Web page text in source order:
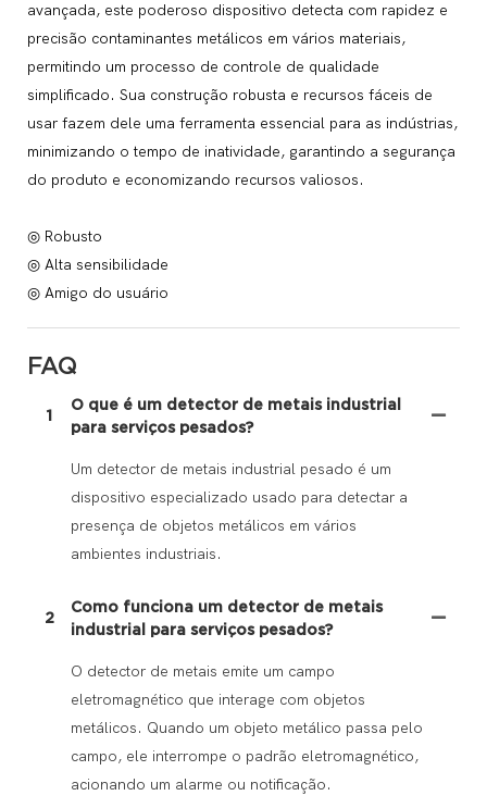
avançada, este poderoso dispositivo detecta com rapidez e
precisão contaminantes metálicos em vários materiais,
permitindo um processo de controle de qualidade
simplificado. Sua construção robusta e recursos fáceis de
usar fazem dele uma ferramenta essencial para as indústrias,
minimizando o tempo de inatividade, garantindo a segurança
do produto e economizando recursos valiosos.
◎ Robusto
◎ Alta sensibilidade
◎ Amigo do usuário
FAQ
1
O que é um detector de metais industrial
para serviços pesados?
Um detector de metais industrial pesado é um
dispositivo especializado usado para detectar a
presença de objetos metálicos em vários
ambientes industriais.
2
Como funciona um detector de metais
industrial para serviços pesados?
O detector de metais emite um campo
eletromagnético que interage com objetos
metálicos. Quando um objeto metálico passa pelo
campo, ele interrompe o padrão eletromagnético,
acionando um alarme ou notificação.